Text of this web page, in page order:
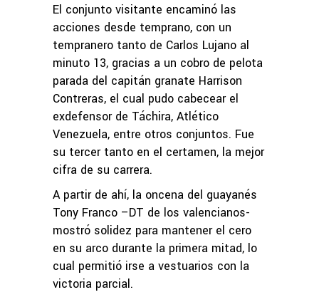
El conjunto visitante encaminó las
acciones desde temprano, con un
tempranero tanto de Carlos Lujano al
minuto 13, gracias a un cobro de pelota
parada del capitán granate Harrison
Contreras, el cual pudo cabecear el
exdefensor de Táchira, Atlético
Venezuela, entre otros conjuntos. Fue
su tercer tanto en el certamen, la mejor
cifra de su carrera.
A partir de ahí, la oncena del guayanés
Tony Franco –DT de los valencianos-
mostró solidez para mantener el cero
en su arco durante la primera mitad, lo
cual permitió irse a vestuarios con la
victoria parcial.